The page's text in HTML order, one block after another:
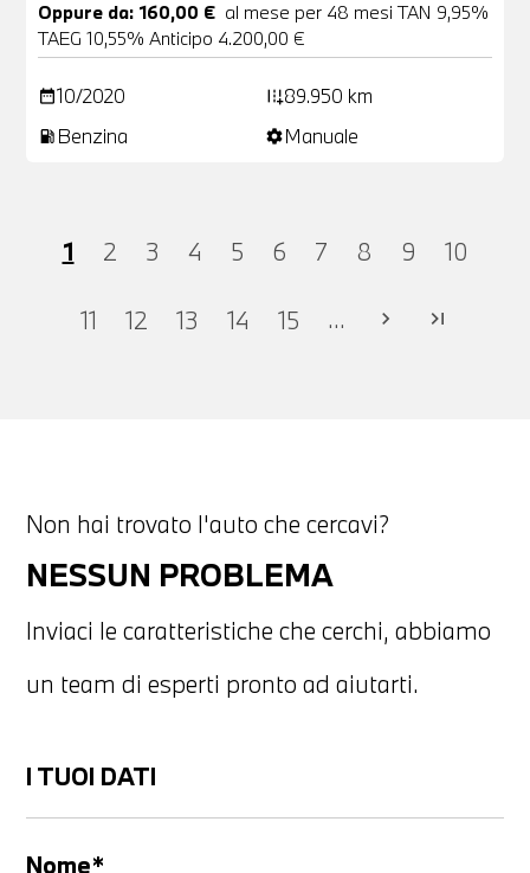
Oppure da: 160,00 € al mese per 48 mesi TAN 9,95%
TAEG 10,55% Anticipo 4.200,00 €
date_range10/2020 add_road89.950 km
local_gas_station Benzina settingsManuale
1 2 3 4 5 6 7 8 9 10
11 12 13 14 15 ... chevron_right last_page
Non hai trovato l'auto che cercavi?
NESSUN PROBLEMA
Inviaci le caratteristiche che cerchi, abbiamo
un team di esperti pronto ad aiutarti.
I TUOI DATI
Nome*